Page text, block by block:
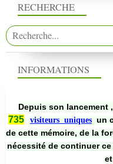
RECHERCHE
INFORMATIONS
Depuis son lancement
735
visiteurs uniques un
de cette mémoire, de la
nécessité de continuer